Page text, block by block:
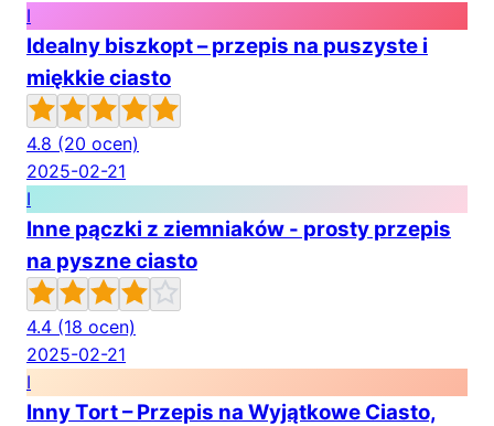
I
Idealny biszkopt – przepis na puszyste i
miękkie ciasto
4.8 (20 ocen)
2025-02-21
I
Inne pączki z ziemniaków - prosty przepis
na pyszne ciasto
4.4 (18 ocen)
2025-02-21
I
Inny Tort – Przepis na Wyjątkowe Ciasto,